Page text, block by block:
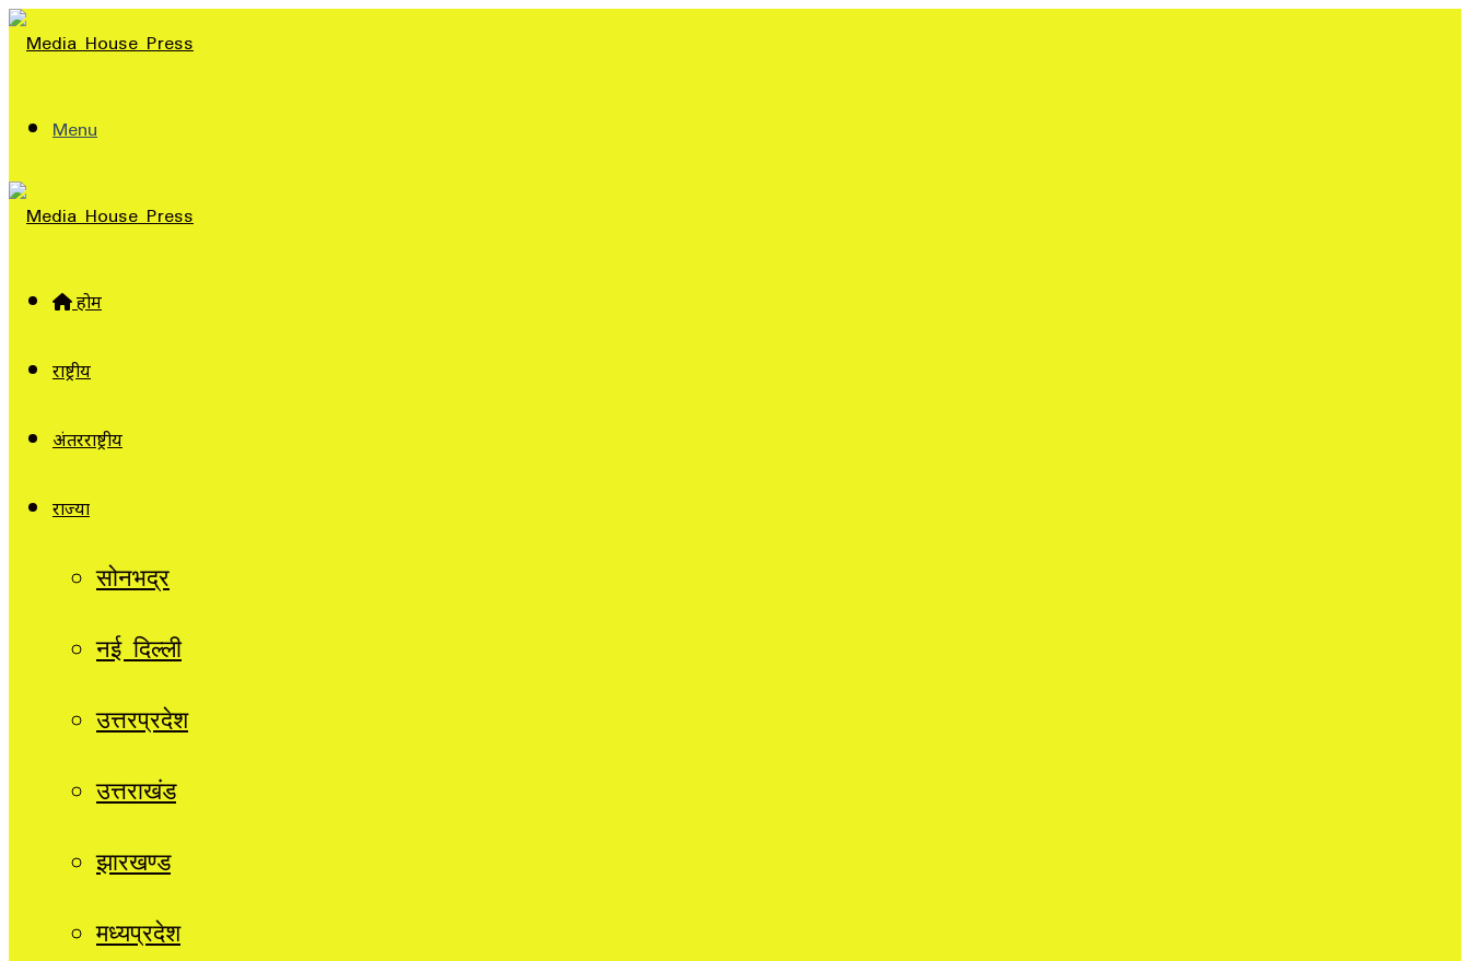
Menu
होम
राष्ट्रीय
अंतरराष्ट्रीय
राज्यों
सोनभद्र
नई दिल्ली
उत्तरप्रदेश
उत्तराखंड
झारखण्ड
मध्यप्रदेश